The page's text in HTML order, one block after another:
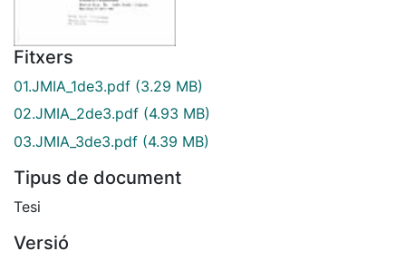
Fitxers
01.JMIA_1de3.pdf (3.29 MB)
02.JMIA_2de3.pdf (4.93 MB)
03.JMIA_3de3.pdf (4.39 MB)
Tipus de document
Tesi
Versió